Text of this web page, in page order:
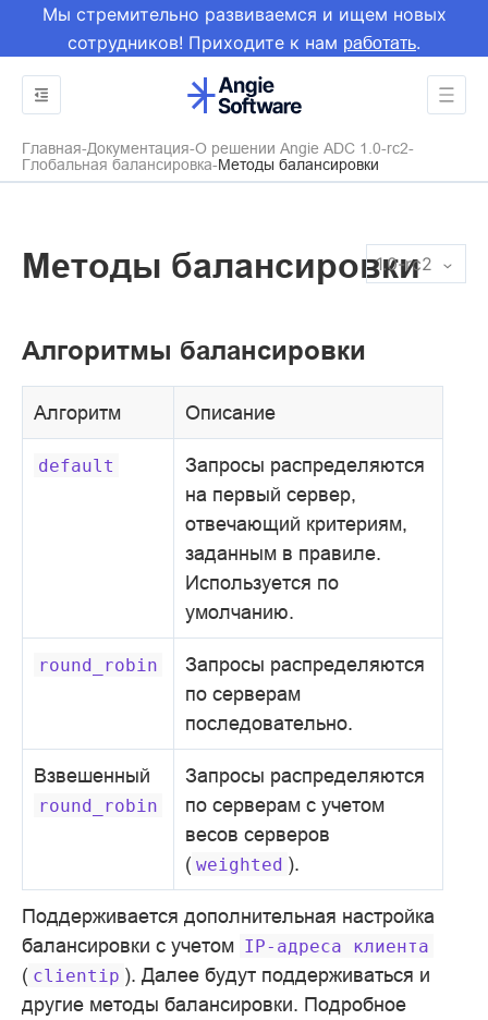
Мы стремительно развиваемся и ищем новых
сотрудников! Приходите к нам работать.
Главная Документация О решении Angie ADC 1.0-rc2
Глобальная балансировка Методы балансировки
1.0-rc2
Методы балансировки
Алгоритмы балансировки
Алгоритм Описание
default
Запросы распределяются
на первый сервер,
отвечающий критериям,
заданным в правиле.
Используется по
умолчанию.
round_robin
Запросы распределяются
по серверам
последовательно.
Взвешенный
round_robin
Запросы распределяются
по серверам c учетом
весов серверов
( weighted ).
Поддерживается дополнительная настройка
балансировки с учетом IP-адреса клиента
( clientip ). Далее будут поддерживаться и
другие методы балансировки. Подробное